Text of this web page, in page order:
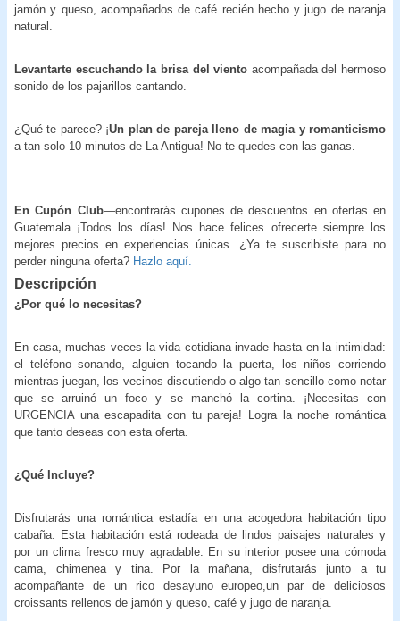
jamón y queso, acompañados de café recién hecho y jugo de naranja
natural.
Levantarte escuchando la brisa del viento acompañada del hermoso
sonido de los pajarillos cantando.
¿Qué te parece? ¡Un plan de pareja lleno de magia y romanticismo
a tan solo 10 minutos de La Antigua! No te quedes con las ganas.
En Cupón Club—encontrarás cupones de descuentos en ofertas en
Guatemala ¡Todos los días! Nos hace felices ofrecerte siempre los
mejores precios en experiencias únicas. ¿Ya te suscribiste para no
perder ninguna oferta? Hazlo aquí.
Descripción
¿Por qué lo necesitas?
En casa, muchas veces la vida cotidiana invade hasta en la intimidad:
el teléfono sonando, alguien tocando la puerta, los niños corriendo
mientras juegan, los vecinos discutiendo o algo tan sencillo como notar
que se arruinó un foco y se manchó la cortina. ¡Necesitas con
URGENCIA una escapadita con tu pareja! Logra la noche romántica
que tanto deseas con esta oferta.
¿Qué Incluye?
Disfrutarás una romántica estadía en una acogedora habitación tipo
cabaña. Esta habitación está rodeada de lindos paisajes naturales y
por un clima fresco muy agradable. En su interior posee una cómoda
cama, chimenea y tina. Por la mañana, disfrutarás junto a tu
acompañante de un rico desayuno europeo,un par de deliciosos
croissants rellenos de jamón y queso, café y jugo de naranja.